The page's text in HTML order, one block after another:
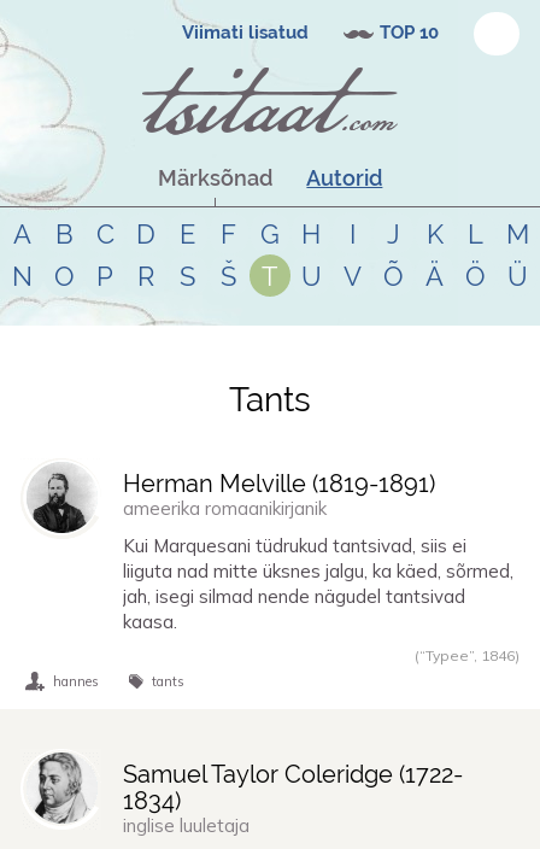
Viimati lisatud TOP 10
Märksõnad Autorid
A B C D E F G H I J K L
M
N
O P R S Š T U V Õ Ä Ö Ü
Tsitaadid teemaltants
Tants
Herman Melville (1819-1891)
ameerika romaanikirjanik
Kui Marquesani tüdrukud tantsivad, siis ei
liiguta nad mitte üksnes jalgu, ka käed, sõrmed,
jah, isegi silmad nende nägudel tantsivad
kaasa.
(“Typee”, 1846)
hannes tants
Samuel Taylor Coleridge (1722-
1834)
inglise luuletaja